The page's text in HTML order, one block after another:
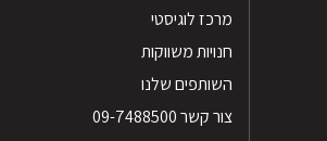
מרכז לוגיסטי
חנויות משווקות
השותפים שלנו
צור קשר 09-7488500